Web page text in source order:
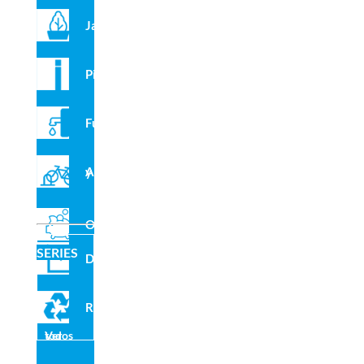
Jardineras
Pilonas
Fuentes
Aparcabicis y VMP
Outlet
SERIES Domo
Reciclado
Ver todos